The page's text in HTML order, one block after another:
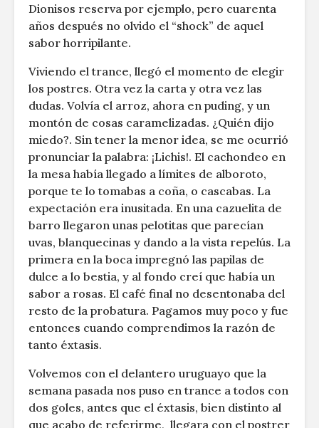
Dionisos reserva por ejemplo, pero cuarenta
años después no olvido el “shock” de aquel
sabor horripilante.
Viviendo el trance, llegó el momento de elegir
los postres. Otra vez la carta y otra vez las
dudas. Volvía el arroz, ahora en puding, y un
montón de cosas caramelizadas. ¿Quién dijo
miedo?. Sin tener la menor idea, se me ocurrió
pronunciar la palabra: ¡Lichis!. El cachondeo en
la mesa había llegado a límites de alboroto,
porque te lo tomabas a coña, o cascabas. La
expectación era inusitada. En una cazuelita de
barro llegaron unas pelotitas que parecían
uvas, blanquecinas y dando a la vista repelús. La
primera en la boca impregnó las papilas de
dulce a lo bestia, y al fondo creí que había un
sabor a rosas. El café final no desentonaba del
resto de la probatura. Pagamos muy poco y fue
entonces cuando comprendimos la razón de
tanto éxtasis.
Volvemos con el delantero uruguayo que la
semana pasada nos puso en trance a todos con
dos goles, antes que el éxtasis, bien distinto al
que acabo de referirme, llegara con el postrer